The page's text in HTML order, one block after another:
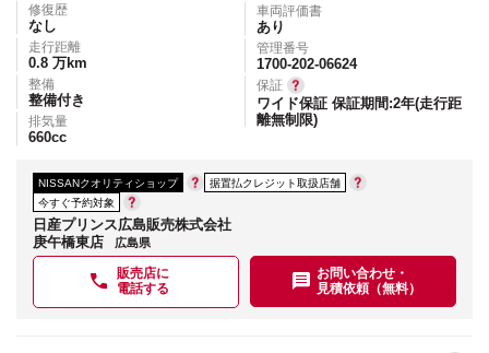
修復歴
なし
走行距離
0.8 万km
整備
整備付き
排気量
660cc
車両評価書
あり
管理番号
1700-202-06624
保証
ワイド保証 保証期間:2年(走行距
離無制限)
NISSANクオリティショップ
据置払クレジット取扱店舗
今すぐ予約対象
日産プリンス広島販売株式会社
庚午橋東店
広島県
販売店に
電話する
お問い合わせ・
見積依頼（無料）